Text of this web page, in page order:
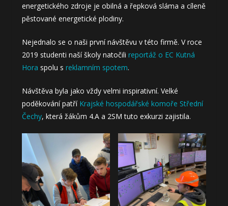
energetického zdroje je obilná a řepková sláma a cíleně
pěstované energetické plodiny.
Nejednalo se o naši první návštěvu v této firmě. V roce
2019 studenti naší školy natočili reportáž o EC Kutná
Hora spolu s reklamním spotem.
Návštěva byla jako vždy velmi inspirativní. Velké
poděkování patří Krajské hospodářské komoře Střední
Čechy, která žákům 4.A a 2SM tuto exkurzi zajistila.